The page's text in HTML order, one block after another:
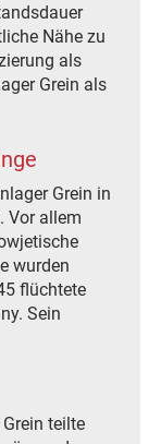
Nähe zu
als
Grein als
Grein in
Vor allem
wurden
flüchtete
Sein
teilte